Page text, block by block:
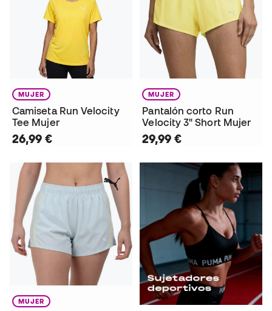
MUJER
Camiseta Run Velocity
Tee Mujer
26,99 €
MUJER
Pantalón corto Run
Velocity 3" Short Mujer
29,99 €
MUJER